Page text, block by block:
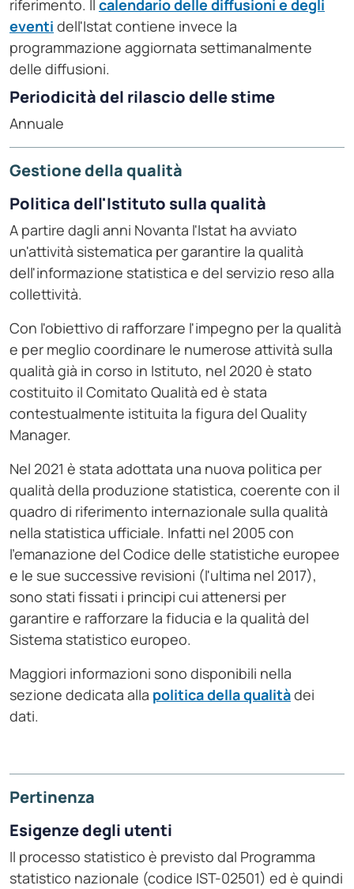
riferimento. Il calendario delle diffusioni e degli
eventi dell'Istat contiene invece la
programmazione aggiornata settimanalmente
delle diffusioni.
Periodicità del rilascio delle stime
Annuale
Gestione della qualità
Politica dell'Istituto sulla qualità
A partire dagli anni Novanta l'Istat ha avviato
un'attività sistematica per garantire la qualità
dell'informazione statistica e del servizio reso alla
collettività.
Con l'obiettivo di rafforzare l'impegno per la qualità
e per meglio coordinare le numerose attività sulla
qualità già in corso in Istituto, nel 2020 è stato
costituito il Comitato Qualità ed è stata
contestualmente istituita la figura del Quality
Manager.
Nel 2021 è stata adottata una nuova politica per
qualità della produzione statistica, coerente con il
quadro di riferimento internazionale sulla qualità
nella statistica ufficiale. Infatti nel 2005 con
l'emanazione del Codice delle statistiche europee
e le sue successive revisioni (l'ultima nel 2017),
sono stati fissati i principi cui attenersi per
garantire e rafforzare la fiducia e la qualità del
Sistema statistico europeo.
Maggiori informazioni sono disponibili nella
sezione dedicata alla politica della qualitàdei
dati.
Pertinenza
Esigenze degli utenti
Il processo statistico è previsto dal Programma
statistico nazionale (codice IST-02501) ed è quindi